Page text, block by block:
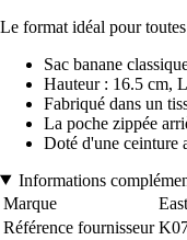
Le format idéal pour
Sac banane
Hauteur : 16.5 cm,
Fabriqué dans un
La poche zippée
Doté d'une ceinture
Informations
Marque
Référence fournisseur